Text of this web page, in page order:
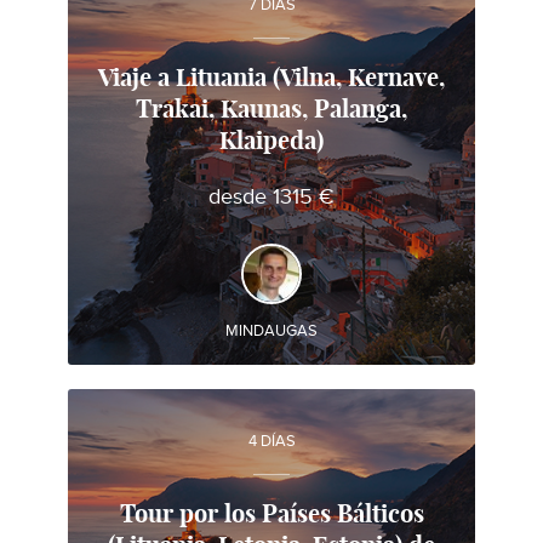
Mindaugas
Experto local en viajes en Lituania
DESCUBRA Y EXPERIMENTE
Importantes ciudades y atracciones turísticas en
Lituania
7 DÍAS
Viaje a Lituania (Vilna, Kernave,
Trakai, Kaunas, Palanga,
Klaipeda)
desde 1315 €
MINDAUGAS
4 DÍAS
Tour por los Países Bálticos